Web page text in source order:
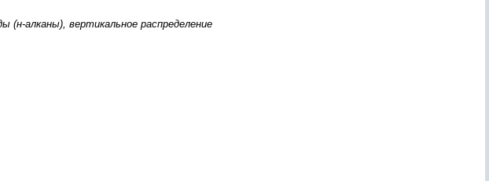
(н-алканы), вертикальное распределение